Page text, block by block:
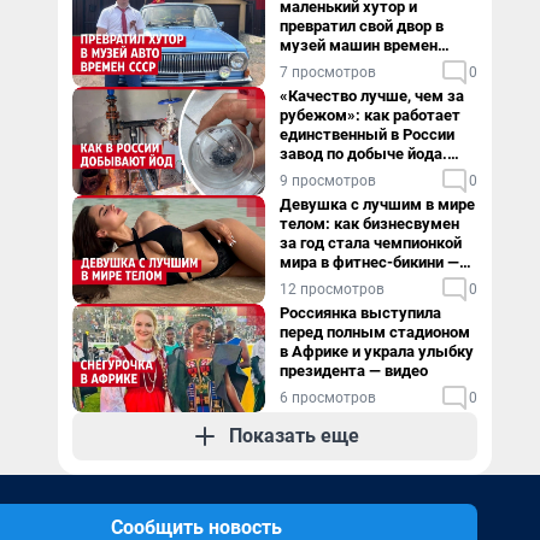
маленький хутор и
превратил свой двор в
музей машин времен
СССР. Видео
7 просмотров 0
«Качество лучше, чем за
рубежом»: как работает
единственный в России
завод по добыче йода.
Видео
9 просмотров 0
Девушка с лучшим в мире
телом: как бизнесвумен
за год стала чемпионкой
мира в фитнес-бикини —
видео
12 просмотров 0
Россиянка выступила
перед полным стадионом
в Африке и украла улыбку
президента — видео
6 просмотров 0
Показать еще
Сообщить новость